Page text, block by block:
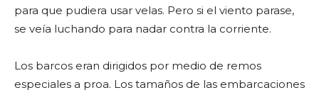
para que pudiera usar velas. Pero si el viento parase,
se veía luchando para nadar contra la corriente.
Los barcos eran dirigidos por medio de remos
especiales a proa. Los tamaños de las embarcaciones